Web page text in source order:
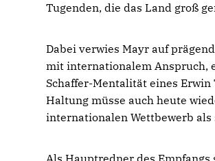
Tugenden, die das Land groß
Dabei verwies Mayr auf
mit internationalem Anspruch,
Schaffer-Mentalität eines
Haltung müsse auch heute
internationalen Wettbewerb
Als Hauptredner des